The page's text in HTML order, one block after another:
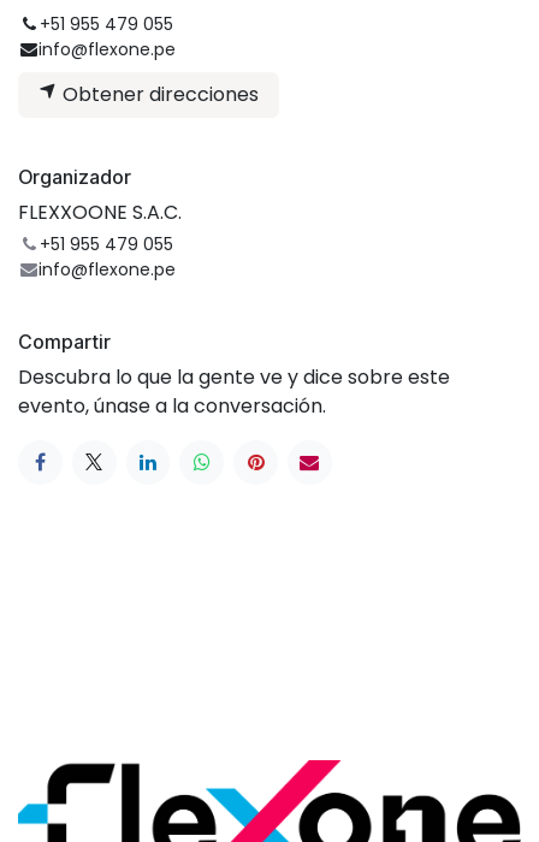
+51 955 479 055
info@flexone.pe
Obtener direcciones
Organizador
FLEXXOONE S.A.C.
+51 955 479 055
info@flexone.pe
Compartir
Descubra lo que la gente ve y dice sobre este
evento, únase a la conversación.